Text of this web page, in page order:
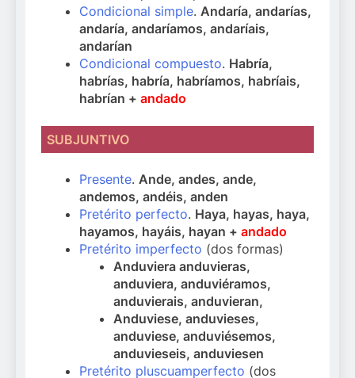
Condicional simple. Andaría, andarías,
andaría, andaríamos, andaríais,
andarían
Condicional compuesto. Habría,
habrías, habría, habríamos, habríais,
habrían + andado
SUBJUNTIVO
Presente. Ande, andes, ande,
andemos, andéis, anden
Pretérito perfecto. Haya, hayas, haya,
hayamos, hayáis, hayan + andado
Pretérito imperfecto (dos formas)
Anduviera anduvieras,
anduviera, anduviéramos,
anduvierais, anduvieran,
Anduviese, anduvieses,
anduviese, anduviésemos,
anduvieseis, anduviesen
Pretérito pluscuamperfecto (dos